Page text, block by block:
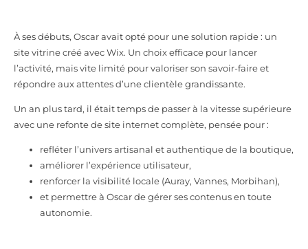
À ses débuts, Oscar avait opté pour une solution rapide : un
site vitrine créé avec Wix. Un choix efficace pour lancer
l’activité, mais vite limité pour valoriser son savoir-faire et
répondre aux attentes d’une clientèle grandissante.
Un an plus tard, il était temps de passer à la vitesse supérieure
avec une refonte de site internet complète, pensée pour :
refléter l’univers artisanal et authentique de la boutique,
améliorer l’expérience utilisateur,
renforcer la visibilité locale (Auray, Vannes, Morbihan),
et permettre à Oscar de gérer ses contenus en toute
autonomie.